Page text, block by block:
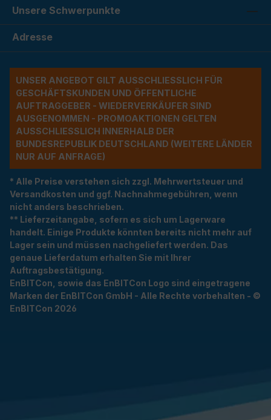
Unsere Schwerpunkte
Adresse
UNSER ANGEBOT GILT AUSSCHLIESSLICH FÜR G
ESCHÄFTSKUNDEN UND ÖFFENTLICHE A
UFTRAGGEBER - WIEDERVERKÄUFER SIND A
USGENOMMEN - PROMOAKTIONEN GELTEN A
USSCHLIESSLICH INNERHALB DER BU
NDESREPUBLIK DEUTSCHLAND (WEITERE LÄNDER NU
R AUF ANFRAGE)
* Alle Preise verstehen sich zzgl. Mehrwertsteuer und
Versandkosten und ggf. Nachnahmegebühren, wenn
nicht anders beschrieben.
** Lieferzeitangabe, sofern es sich um Lagerware
handelt. Einige Produkte könnten bereits nicht mehr auf
Lager sein und müssen nachgeliefert werden. Das
genaue Lieferdatum erhalten Sie mit Ihrer
Auftragsbestätigung.
EnBITCon, sowie das EnBITCon Logo sind eingetragene
Marken der EnBITCon GmbH - Alle Rechte vorbehalten - ©
EnBITCon 2026